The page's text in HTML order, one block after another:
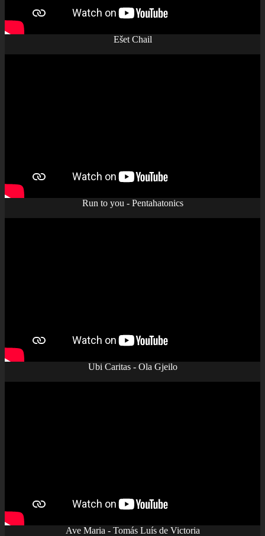
Ešet Chail
Run to you - Pentahatonics
Ubi Caritas - Ola Gjeilo
Ave Maria - Tomás Luís de Victoria